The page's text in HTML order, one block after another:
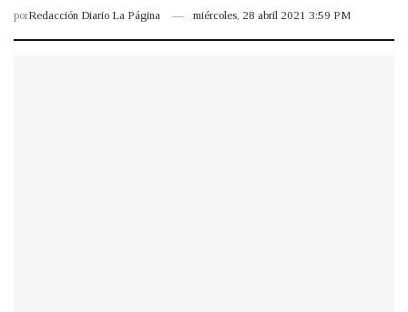
porRedacción Diario La Página miércoles, 28 abril 2021 3:59 PM